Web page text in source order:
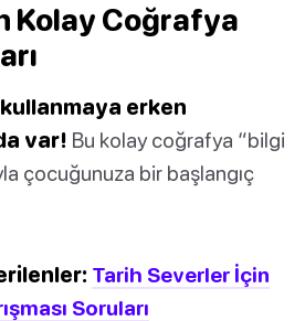
Kolay Coğrafya
erken
var! Bu kolay coğrafya “bilgi
çocuğunuza bir başlangıç
Tarih Severler İçin
Soruları